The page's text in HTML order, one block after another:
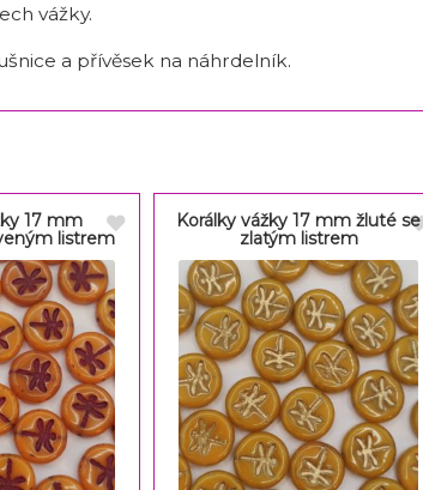
vážky.
a přívěsek na náhrdelník.
17 mm
listrem
Korálky vážky 17 mm žluté se
zlatým listrem